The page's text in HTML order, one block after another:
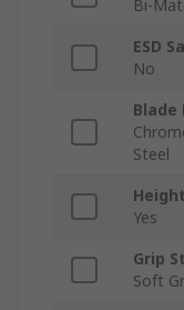
Bi-
ESD
No
Steel
Yes
Grip
Soft